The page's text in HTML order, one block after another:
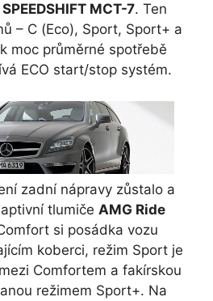
MCT-7. Ten
– C (Eco), Sport, Sport+ a
moc průměrné spotřebě
ECO start/stop systém.
zadní nápravy zůstalo a
tlumiče AMG Ride
si posádka vozu
koberci, režim Sport je
Comfortem a fakírskou
režimem Sport+. Na